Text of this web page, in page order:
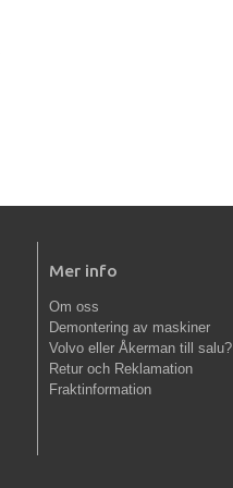
Mer info
Om oss
Demontering av maskiner
Volvo eller Åkerman till salu?
Retur och Reklamation
Fraktinformation